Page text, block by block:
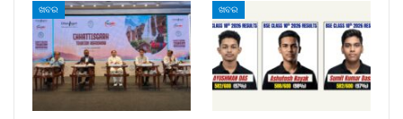
ଖବର ଖବର